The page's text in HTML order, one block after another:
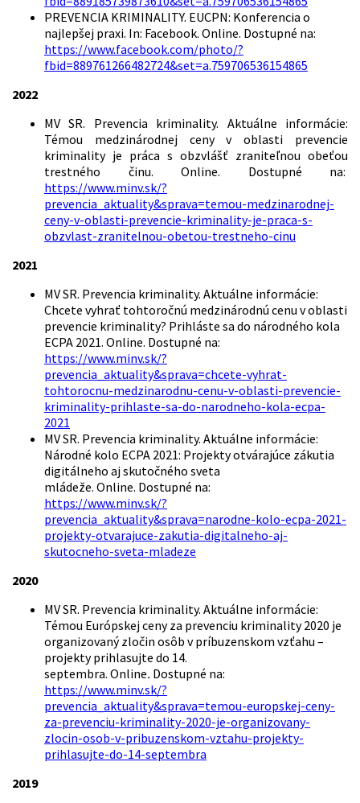
PREVENCIA KRIMINALITY. EUCPN: Konferencia o
najlepšej praxi. In: Facebook. Online. Dostupné na:
https://www.facebook.com/photo/?
fbid=889761266482724&set=a.759706536154865
2022
MV SR. Prevencia kriminality. Aktuálne informácie:
Témou medzinárodnej ceny v oblasti prevencie
kriminality je práca s obzvlášť zraniteľnou obeťou
trestného činu. Online. Dostupné na:
https://www.minv.sk/?
prevencia_aktuality&sprava=temou-medzinarodnej-
ceny-v-oblasti-prevencie-kriminality-je-praca-s-
obzvlast-zranitelnou-obetou-trestneho-cinu
2021
MV SR. Prevencia kriminality. Aktuálne informácie:
Chcete vyhrať tohtoročnú medzinárodnú cenu v oblasti
prevencie kriminality? Prihláste sa do národného kola
ECPA 2021. Online. Dostupné na:
https://www.minv.sk/?
prevencia_aktuality&sprava=chcete-vyhrat-
tohtorocnu-medzinarodnu-cenu-v-oblasti-prevencie-
kriminality-prihlaste-sa-do-narodneho-kola-ecpa-
2021
MV SR. Prevencia kriminality. Aktuálne informácie:
Národné kolo ECPA 2021: Projekty otvárajúce zákutia
digitálneho aj skutočného sveta
mládeže. Online. Dostupné na:
https://www.minv.sk/?
prevencia_aktuality&sprava=narodne-kolo-ecpa-2021-
projekty-otvarajuce-zakutia-digitalneho-aj-
skutocneho-sveta-mladeze
2020
MV SR. Prevencia kriminality. Aktuálne informácie:
Témou Európskej ceny za prevenciu kriminality 2020 je
organizovaný zločin osôb v príbuzenskom vzťahu –
projekty prihlasujte do 14.
septembra. Online. Dostupné na:
https://www.minv.sk/?
prevencia_aktuality&sprava=temou-europskej-ceny-
za-prevenciu-kriminality-2020-je-organizovany-
zlocin-osob-v-pribuzenskom-vztahu-projekty-
prihlasujte-do-14-septembra
2019